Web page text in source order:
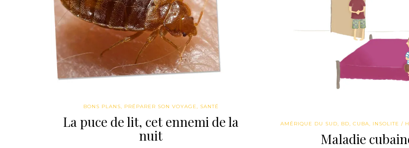
BONS PLANS, PRÉPARER SON VOYAGE, SANTÉ
La puce de lit, cet ennemi de la
nuit
AMÉRIQUE DU SUD, BD, CUBA, INSOLITE /
Maladie